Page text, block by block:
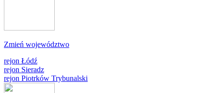
Zmień województwo
rejon Łódź
rejon Sieradz
rejon Piotrków Trybunalski